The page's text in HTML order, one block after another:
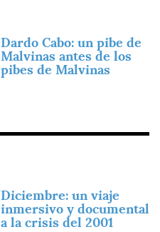
Dardo Cabo: un pibe de
Malvinas antes de los
pibes de Malvinas
Diciembre: un viaje
inmersivo y documental
a la crisis del 2001